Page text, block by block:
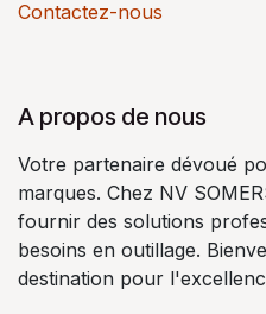
Contactez-nous
A propos de nous
Votre partenaire dévoué
marques. Chez NV
fournir des solutions
besoins en outillage.
destination pour